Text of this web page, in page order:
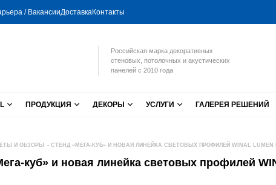
/ ВакансииДоставкаКонтакты
Российская марка декоративных
стеновых, потолочных и акустических
панелей с 2010 года
ПРОДУКЦИЯ ДЕКОРЫ УСЛУГИ ГАЛЕРЕЯ РЕШЕНИЙ
И ОБЗОРЫ - СТЕНД «МЕГА-КУБ» И НОВАЯ ЛИНЕЙКА СВЕТОВЫХ ПРОФИЛЕЙ WINAL LUMEN
куб» и новая линейка световых профилей